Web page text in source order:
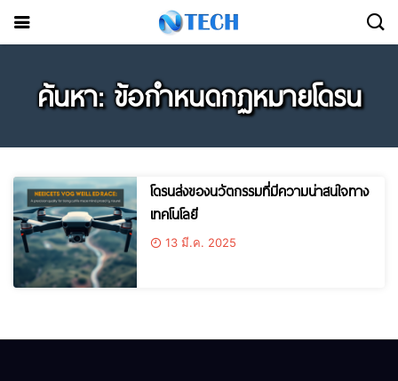
ค้นหา: ข้อกำหนดกฏหมายโดรน
โดรนส่งของนวัตกรรมที่มีความน่าสนใจทาง
เทคโนโลยี
13 มี.ค. 2025